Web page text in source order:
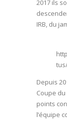
2017 ils
IRB, du
Depuis
Coupe
points
l’équipe